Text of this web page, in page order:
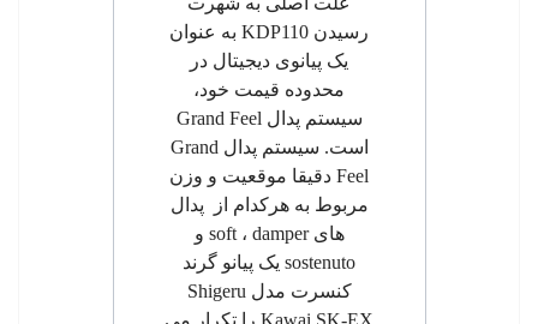
رسیدن KDP110 به عنوان
یک پیانوی دیجیتال در
محدوده قیمت خود،
سیستم پدال Grand Feel
است. سیستم پدال Grand
Feel دقیقا موقعیت و وزن
مربوط به هرکدام از پدال
هایdamper ،soft و
sostenuto یک پیانو گرند
کنسرت مدل Shigeru
Kawai SK-EX را تکرار می